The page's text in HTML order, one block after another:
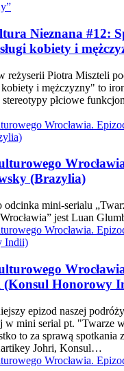
Nieznana #12:
kobiety i
reżyserii Piotra Miszteli
i mężczyzny" to
płciowe
(Brazylia)
odcinka mini-serialu
jest Luan
Honorowy
epizod naszej
w mini serial pt. "Twarze
to za sprawą spotkania
Johri, Konsul…